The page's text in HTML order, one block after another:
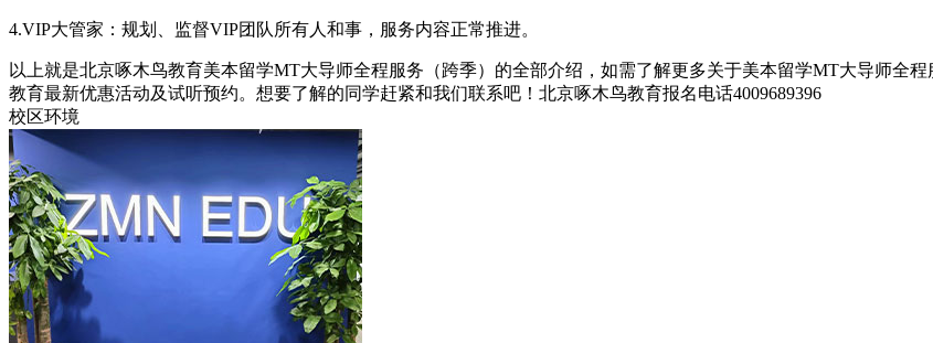
4.VIP大管家：规划、监督VIP团队所有人和事，服务内容正常推进。
以上就是北京啄木鸟教育美本留学MT大导师全程服务（跨季）的全部介绍，如需了解更多关于美本留学MT大导师全
教育最新优惠活动及试听预约。想要了解的同学赶紧和我们联系吧！北京啄木鸟教育报名电话4009689396
校区环境